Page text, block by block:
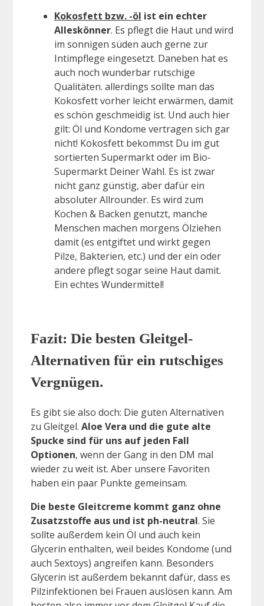
Kokosfett bzw. -öl ist ein echter
Alleskönner. Es pflegt die Haut und wird
im sonnigen süden auch gerne zur
Intimpflege eingesetzt. Daneben hat es
auch noch wunderbar rutschige
Qualitäten. allerdings sollte man das
Kokosfett vorher leicht erwärmen, damit
es schön geschmeidig ist. Und auch hier
gilt: Öl und Kondome vertragen sich gar
nicht! Kokosfett bekommst Du im gut
sortierten Supermarkt oder im Bio-
Supermarkt Deiner Wahl. Es ist zwar
nicht ganz günstig, aber dafür ein
absoluter Allrounder. Es wird zum
Kochen & Backen genutzt, manche
Menschen machen morgens Ölziehen
damit (es entgiftet und wirkt gegen
Pilze, Bakterien, etc.) und der ein oder
andere pflegt sogar seine Haut damit.
Ein echtes Wundermittel!
Fazit: Die besten Gleitgel-
Alternativen für ein rutschiges
Vergnügen.
Es gibt sie also doch: Die guten Alternativen
zu Gleitgel. Aloe Vera und die gute alte
Spucke sind für uns auf jeden Fall
Optionen, wenn der Gang in den DM mal
wieder zu weit ist. Aber unsere Favoriten
haben ein paar Punkte gemeinsam.
Die beste Gleitcreme kommt ganz ohne
Zusatzstoffe aus und ist ph-neutral. Sie
sollte außerdem kein Öl und auch kein
Glycerin enthalten, weil beides Kondome (und
auch Sextoys) angreifen kann. Besonders
Glycerin ist außerdem bekannt dafür, dass es
Pilzinfektionen bei Frauen auslösen kann. Am